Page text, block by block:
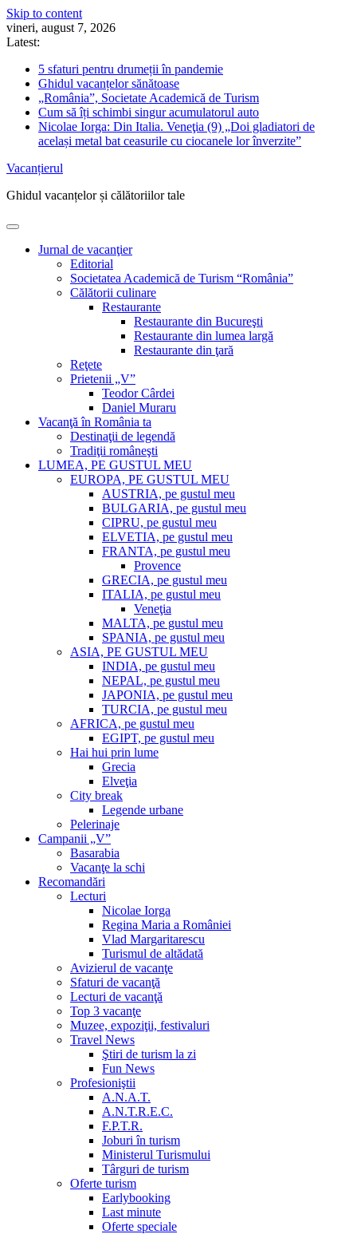
Skip to content
vineri, august 7, 2026
Latest:
5 sfaturi pentru drumeții în pandemie
Ghidul vacanțelor sănătoase
„România”, Societate Academică de Turism
Cum să îți schimbi singur acumulatorul auto
Nicolae Iorga: Din Italia. Veneţia (9) „Doi gladiatori de
același metal bat ceasurile cu ciocanele lor înverzite”
Vacanțierul
Ghidul vacanțelor și călătoriilor tale
Jurnal de vacanţier
Editorial
Societatea Academică de Turism “România”
Călătorii culinare
Restaurante
Restaurante din Bucureşti
Restaurante din lumea largă
Restaurante din ţară
Reţete
Prietenii „V”
Teodor Cârdei
Daniel Muraru
Vacanţă în România ta
Destinaţii de legendă
Tradiţii româneşti
LUMEA, PE GUSTUL MEU
EUROPA, PE GUSTUL MEU
AUSTRIA, pe gustul meu
BULGARIA, pe gustul meu
CIPRU, pe gustul meu
ELVETIA, pe gustul meu
FRANTA, pe gustul meu
Provence
GRECIA, pe gustul meu
ITALIA, pe gustul meu
Veneţia
MALTA, pe gustul meu
SPANIA, pe gustul meu
ASIA, PE GUSTUL MEU
INDIA, pe gustul meu
NEPAL, pe gustul meu
JAPONIA, pe gustul meu
TURCIA, pe gustul meu
AFRICA, pe gustul meu
EGIPT, pe gustul meu
Hai hui prin lume
Grecia
Elveţia
City break
Legende urbane
Pelerinaje
Campanii „V”
Basarabia
Vacanţe la schi
Recomandări
Lecturi
Nicolae Iorga
Regina Maria a României
Vlad Margaritarescu
Turismul de altădată
Avizierul de vacanţe
Sfaturi de vacanţă
Lecturi de vacanţă
Top 3 vacanţe
Muzee, expoziţii, festivaluri
Travel News
Ştiri de turism la zi
Fun News
Profesioniştii
A.N.A.T.
A.N.T.R.E.C.
F.P.T.R.
Joburi în turism
Ministerul Turismului
Târguri de turism
Oferte turism
Earlybooking
Last minute
Oferte speciale